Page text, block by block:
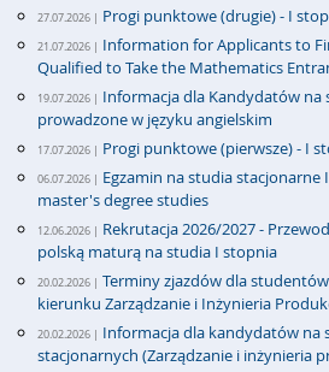
27.07.2026 | Progi punktowe (drugie) - I
21.07.2026 | Information for Applicants to
Qualified to Take the Mathematics
19.07.2026 | Informacja dla Kandydatów
prowadzone w języku angielskim
17.07.2026 | Progi punktowe (pierwsze) - I
06.07.2026 | Egzamin na studia
master's degree studies
12.06.2026 | Rekrutacja 2026/2027 -
polską maturą na studia I stopnia
20.02.2026 | Terminy zjazdów dla
kierunku Zarządzanie i Inżynieria
20.02.2026 | Informacja dla kandydatów
stacjonarnych (Zarządzanie i inżynieria